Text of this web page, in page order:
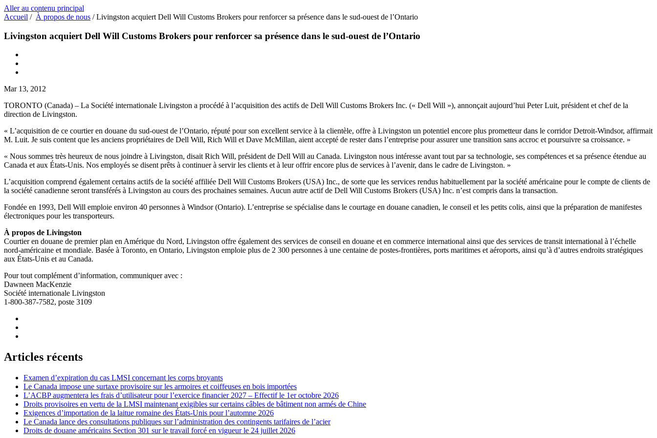
Aller au contenu principal
Accueil / À propos de nous /Livingston acquiert Dell Will Customs Brokers pour renforcer sa présence dans le sud-ouest de l’Ontario
Livingston acquiert Dell Will Customs Brokers pour renforcer sa présence dans le sud-ouest de l’Ontario
Mar 13, 2012
TORONTO (Canada) – La Société internationale Livingston a procédé à l’acquisition des actifs de Dell Will Customs Brokers Inc. (« Dell Will »), annonçait aujourd’hui Peter Luit, président et chef de la
direction de Livingston.
« L’acquisition de ce courtier en douane du sud-ouest de l’Ontario, réputé pour son excellent service à la clientèle, offre à Livingston un potentiel encore plus prometteur dans le corridor Detroit-Windsor, affirmait
M. Luit. Je suis content que les anciens propriétaires de Dell Will, Rich Will et Dave McMillan, aient accepté de rester dans l’entreprise pour assurer une transition sans accroc et poursuivre sa croissance. »
« Nous sommes très heureux de nous joindre à Livingston, disait Rich Will, président de Dell Will au Canada. Livingston nous intéresse avant tout par sa technologie, ses compétences et sa présence étendue au
Canada et aux États-Unis. Nos employés se disent prêts à continuer à servir les clients et à leur offrir encore plus de services à l’avenir, dans le cadre de Livingston. »
L’acquisition comprend également certains actifs de la société affiliée Dell Will Customs Brokers (USA) Inc., de sorte que les services rendus habituellement par la société américaine pour le compte de clients de
la société canadienne seront transférés à Livingston au cours des prochaines semaines. Aucun autre actif de Dell Will Customs Brokers (USA) Inc. n’est compris dans la transaction.
Fondée en 1993, Dell Will emploie environ 40 personnes à Windsor (Ontario). L’entreprise se spécialise dans le courtage en douane canadien, le conseil et les petits colis, ainsi que la préparation de manifestes
électroniques pour les transporteurs.
À propos de Livingston
Courtier en douane de premier plan en Amérique du Nord, Livingston offre également des services de conseil en douane et en commerce international ainsi que des services de transit international à l’échelle
nord-américaine et mondiale. Basée à Toronto, en Ontario, Livingston emploie plus de 2 300 personnes à une centaine de postes-frontières, ports maritimes et aéroports, ainsi qu’à d’autres endroits stratégiques
aux États-Unis et au Canada.
Pour tout complément d’information, communiquer avec :
Dawneen MacKenzie
Société internationale Livingston
1-800-387-7582, poste 3109
Articles récents
Examen d’expiration du cas LMSI concernant les corps broyants
Le Canada impose une surtaxe provisoire sur les armoires et coiffeuses en bois importées
L’ACBP augmentera les frais d’utilisateur pour l’exercice financier 2027 – Effectif le 1er octobre 2026
Droits provisoires en vertu de la LMSI maintenant exigibles sur certains câbles de bâtiment non armés de Chine
Exigences d’importation de la laitue romaine des États-Unis pour l’automne 2026
Le Canada lance des consultations publiques sur l’administration des contingents tarifaires de l’acier
Droits de douane américains Section 301 sur le travail forcé en vigueur le 24 juillet 2026